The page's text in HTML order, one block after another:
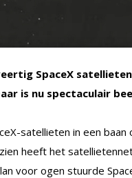
SpaceX
is nu spectaculair
satellieten in een
heeft het
voor ogen stuurde